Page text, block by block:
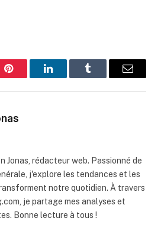
Pinterest LinkedInTumblr Email
Jonas, rédacteur web. Passionné de
j'explore les tendances et les
notre quotidien. À travers
je partage mes analyses et
Bonne lecture à tous !